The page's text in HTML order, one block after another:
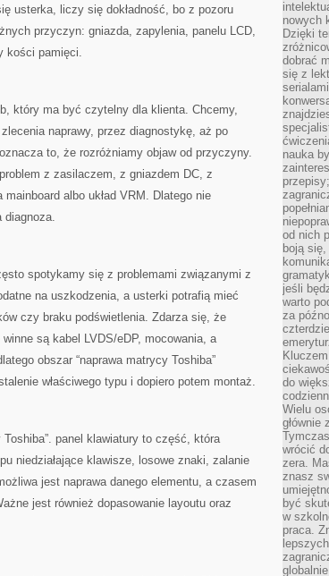
usterka, liczy się dokładność, bo z pozoru
przyczyn: gniazda, zapylenia, panelu LCD,
kości pamięci.
który ma być czytelny dla klienta. Chcemy,
naprawy, przez diagnostykę, aż po
to, że rozróżniamy objaw od przyczyny.
z zasilaczem, z gniazdem DC, z
albo układ VRM. Dlatego nie
diagnoza.
spotykamy się z problemami związanymi z
na uszkodzenia, a usterki potrafią mieć
czy braku podświetlenia. Zdarza się, że
są kabel LVDS/eDP, mocowania, a
obszar “naprawa matrycy Toshiba”
właściwego typu i dopiero potem montaż.
Toshiba”. panel klawiatury to część, która
niedziałające klawisze, losowe znaki, zalanie
jest naprawa danego elementu, a czasem
jest również dopasowanie layoutu oraz
nowych
Dzięki
dobrać
się z
nauka
od nich
boją
jeśli
warto
za
do
Wielu
głównie
wrócić
zera.
znasz
być
w
praca.